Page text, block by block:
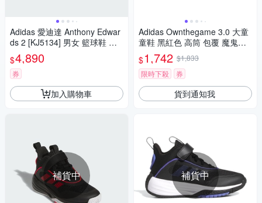
Adidas 愛迪達 Anthony Edwar
ds 2 [KJ5134] 男女 籃球鞋 穩
定 支撐 緩震 銀 藍
$4,890
券
加入購物車
補貨中
Adidas Ownthegame 3.0 大童
童鞋 黑紅色 高筒 包覆 魔鬼氈
耐磨 緩震 籃球鞋 JQ7939
$1,742 $1,833
限時下殺
券
貨到通知我
補貨中